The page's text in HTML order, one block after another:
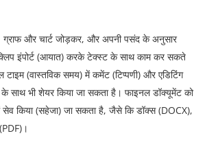
और चार्ट जोड़कर, और अपनी पसंद के अनुसार
इंपोर्ट (आयात) करके टेक्स्ट के साथ काम कर सकते
(वास्तविक समय) में कमेंट (टिप्पणी) और एडिटिंग
साथ भी शेयर किया जा सकता है। फाइनल डॉक्यूमेंट को
किया (सहेजा) जा सकता है, जैसे कि डॉक्स (DOCX),